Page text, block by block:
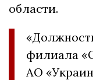
области.
филиала
АО